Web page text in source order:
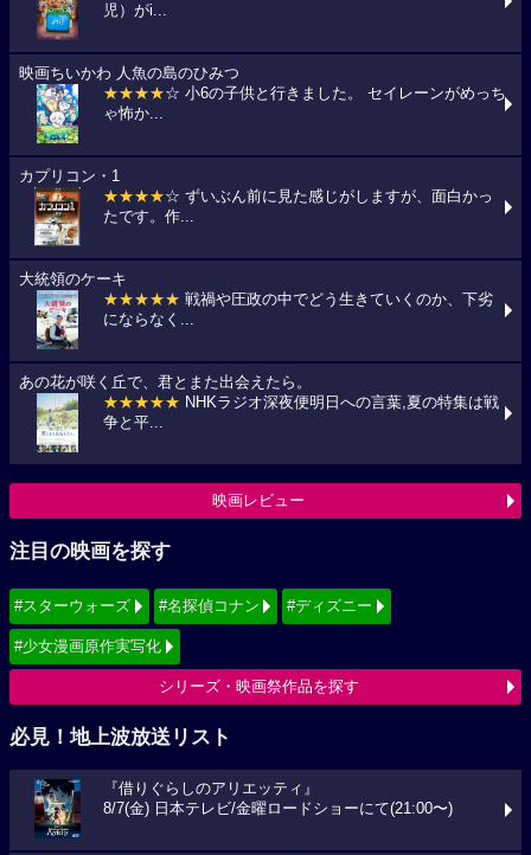
児）がi...
映画ちいかわ 人魚の島のひみつ
★★★★☆ 小6の子供と行きました。 セイレーンがめっち
ゃ怖か...
カプリコン・1
★★★★☆ ずいぶん前に見た感じがしますが、面白かっ
たです。作...
大統領のケーキ
★★★★★ 戦禍や圧政の中でどう生きていくのか、下劣
にならなく...
あの花が咲く丘で、君とまた出会えたら。
★★★★★ NHKラジオ深夜便明日への言葉,夏の特集は戦
争と平...
映画レビュー
注目の映画を探す
#スターウォーズ #名探偵コナン #ディズニー
#少女漫画原作実写化
シリーズ・映画祭作品を探す
必見！地上波放送リスト
『借りぐらしのアリエッティ』
8/7(金) 日本テレビ/金曜ロードショーにて(21:00〜)